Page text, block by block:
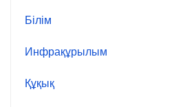
Білім
Инфрақұрылым
Құқық